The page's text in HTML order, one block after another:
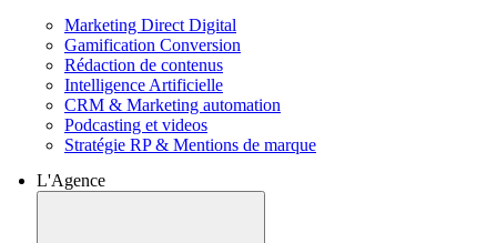
Marketing Direct Digital
Gamification Conversion
Rédaction de contenus
Intelligence Artificielle
CRM & Marketing automation
Podcasting et videos
Stratégie RP & Mentions de marque
L'Agence